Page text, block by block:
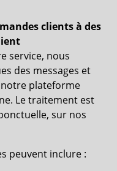
clients à des
service, nous
des messages et
plateforme
Le traitement est
sur nos
peuvent inclure :